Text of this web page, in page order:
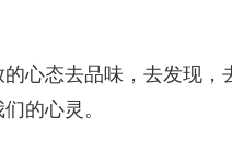
心态去品味，去发现
的心灵。